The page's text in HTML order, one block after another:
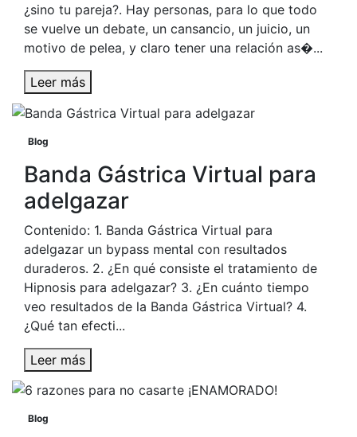
¿sino tu pareja?. Hay personas, para lo que todo
se vuelve un debate, un cansancio, un juicio, un
motivo de pelea, y claro tener una relación as�...
Leer más
Blog
Banda Gástrica Virtual para
adelgazar
Contenido: 1. Banda Gástrica Virtual para
adelgazar un bypass mental con resultados
duraderos. 2. ¿En qué consiste el tratamiento de
Hipnosis para adelgazar? 3. ¿En cuánto tiempo
veo resultados de la Banda Gástrica Virtual? 4.
¿Qué tan efecti...
Leer más
Blog